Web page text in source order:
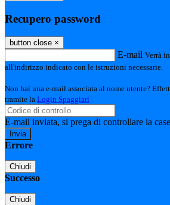
Recupero password
button close ×
E-mail Verrà
all'indirizzo indicato con le istruzioni necessarie.
Non hai una e-mail associata al nome utente?
tramite la Login Spaggiari
E-mail inviata, si prega di controllare la
Errore
Chiudi
Successo
Chiudi